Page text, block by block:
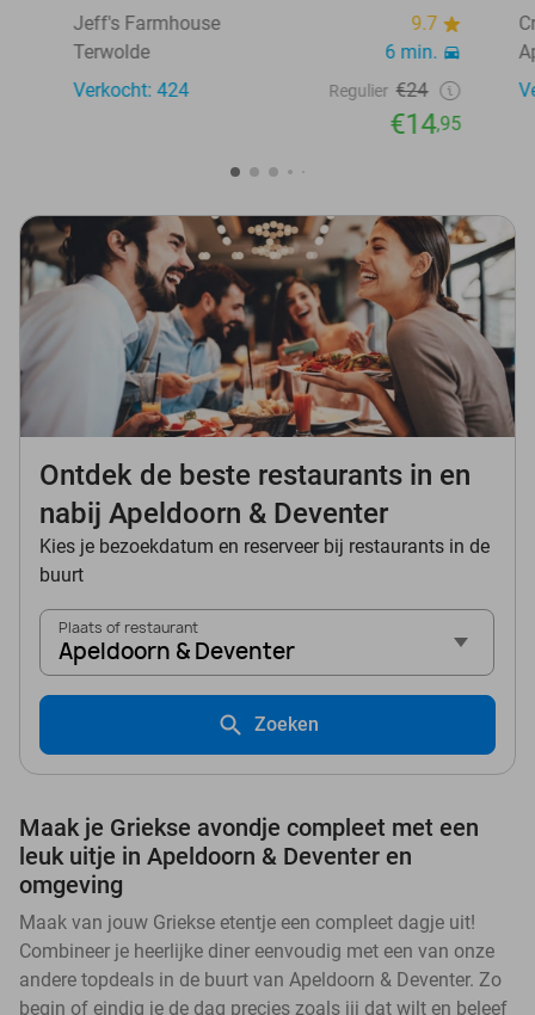
Jeff's Farmhouse
9.7
Terwolde
6 min.
Verkocht: 424
Regulier €24
€14,95
Ontdek de beste restaurants in en
nabij Apeldoorn & Deventer
Kies je bezoekdatum en reserveer bij restaurants in de
buurt
Plaats of restaurant
Apeldoorn & Deventer
Zoeken
Maak je Griekse avondje compleet met een
leuk uitje in Apeldoorn & Deventer en
omgeving
Maak van jouw Griekse etentje een compleet dagje uit!
Combineer je heerlijke diner eenvoudig met een van onze
andere topdeals in de buurt van Apeldoorn & Deventer. Zo
begin of eindig je de dag precies zoals jij dat wilt en beleef